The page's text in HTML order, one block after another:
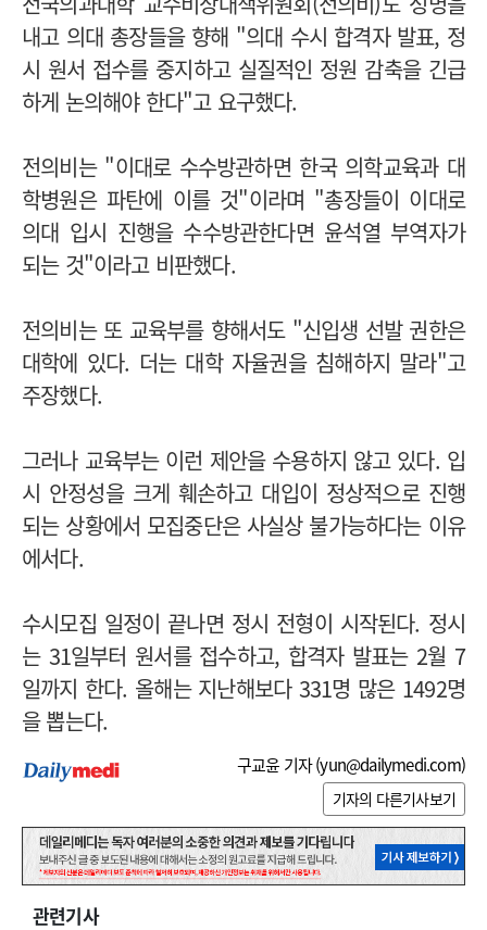
내고 의대 총장들을 향해 "의대 수시 합격자 발표, 정
시 원서 접수를 중지하고 실질적인 정원 감축을 긴급
하게 논의해야 한다"고 요구했다.
전의비는 "이대로 수수방관하면 한국 의학교육과 대
학병원은 파탄에 이를 것"이라며 "총장들이 이대로
의대 입시 진행을 수수방관한다면 윤석열 부역자가
되는 것"이라고 비판했다.
전의비는 또 교육부를 향해서도 "신입생 선발 권한은
대학에 있다. 더는 대학 자율권을 침해하지 말라"고
주장했다.
그러나 교육부는 이런 제안을 수용하지 않고 있다. 입
시 안정성을 크게 훼손하고 대입이 정상적으로 진행
되는 상황에서 모집중단은 사실상 불가능하다는 이유
에서다.
수시모집 일정이 끝나면 정시 전형이 시작된다. 정시
는 31일부터 원서를 접수하고, 합격자 발표는 2월 7
일까지 한다. 올해는 지난해보다 331명 많은 1492명
을 뽑는다.
구교윤 기자 (yun@dailymedi.com)
기자의 다른기사보기
관련기사